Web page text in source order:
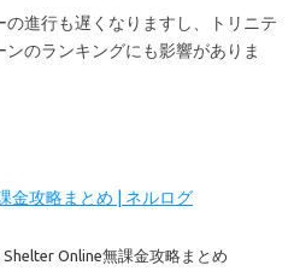
進行も遅くなりますし、トリニテ
のランキングにも影響がありま
金攻略まとめ | ネルログ
Shelter Online無課金攻略まとめ